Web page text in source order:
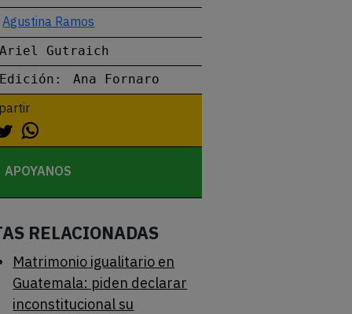
Agustina Ramos
Ariel Gutraich
Edición:
Ana Fornaro
APOYANOS
RELACIONADAS
Matrimonio igualitario en
Guatemala: piden declarar
inconstitucional su